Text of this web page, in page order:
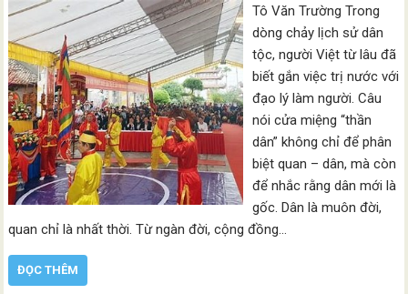
Tô Văn Trường Trong
dòng chảy lịch sử dân
tộc, người Việt từ lâu đã
biết gắn việc trị nước với
đạo lý làm người. Câu
nói cửa miệng “thần
dân” không chỉ để phân
biệt quan – dân, mà còn
để nhắc rằng dân mới là
gốc. Dân là muôn đời,
quan chỉ là nhất thời. Từ ngàn đời, cộng đồng…
ĐỌC THÊM